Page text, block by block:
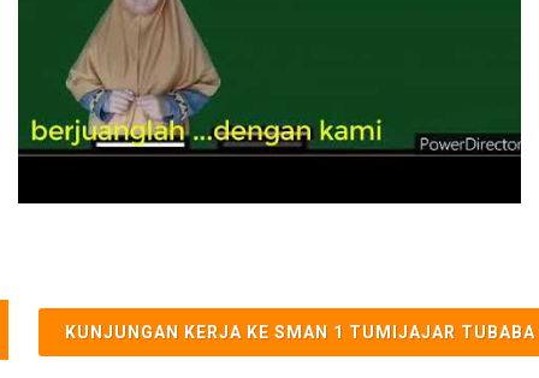
KUNJUNGAN KERJA KE SMAN 1 TUMIJAJAR TUBABA